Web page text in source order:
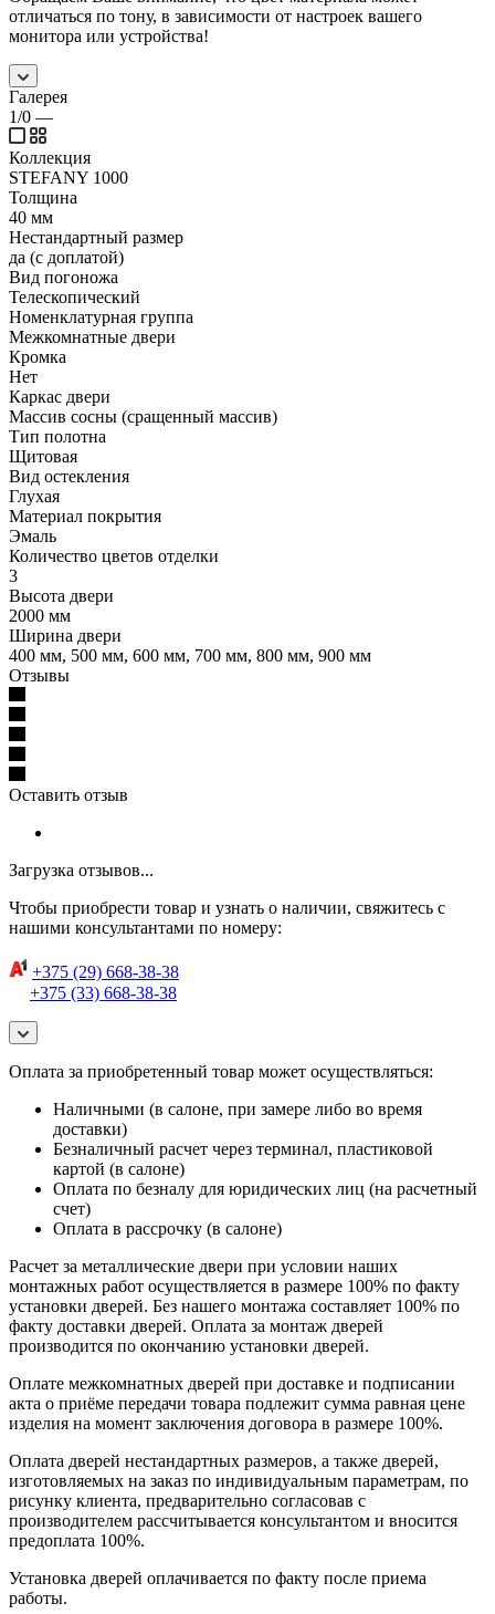
отличаться по тону, в зависимости от настроек вашего
монитора или устройства!
Галерея
1/0 —
Коллекция
STEFANY 1000
Толщина
40 мм
Нестандартный размер
да (с доплатой)
Вид погоножа
Телескопический
Номенклатурная группа
Межкомнатные двери
Кромка
Нет
Каркас двери
Массив сосны (сращенный массив)
Тип полотна
Щитовая
Вид остекления
Глухая
Материал покрытия
Эмаль
Количество цветов отделки
3
Высота двери
2000 мм
Ширина двери
400 мм, 500 мм, 600 мм, 700 мм, 800 мм, 900 мм
Отзывы
Оставить отзыв
Загрузка отзывов...
Чтобы приобрести товар и узнать о наличии, свяжитесь с
нашими консультантами по номеру:
+375 (29) 668-38-38
+375 (33) 668-38-38
Оплата за приобретенный товар может осуществляться:
Наличными (в салоне, при замере либо во время
доставки)
Безналичный расчет через терминал, пластиковой
картой (в салоне)
Оплата по безналу для юридических лиц (на расчетный
счет)
Оплата в рассрочку (в салоне)
Расчет за металлические двери при условии наших
монтажных работ осуществляется в размере 100% по факту
установки дверей. Без нашего монтажа составляет 100% по
факту доставки дверей. Оплата за монтаж дверей
производится по окончанию установки дверей.
Оплате межкомнатных дверей при доставке и подписании
акта о приёме передачи товара подлежит сумма равная цене
изделия на момент заключения договора в размере 100%.
Оплата дверей нестандартных размеров, а также дверей,
изготовляемых на заказ по индивидуальным параметрам, по
рисунку клиента, предварительно согласовав с
производителем рассчитывается консультантом и вносится
предоплата 100%.
Установка дверей оплачивается по факту после приема
работы.